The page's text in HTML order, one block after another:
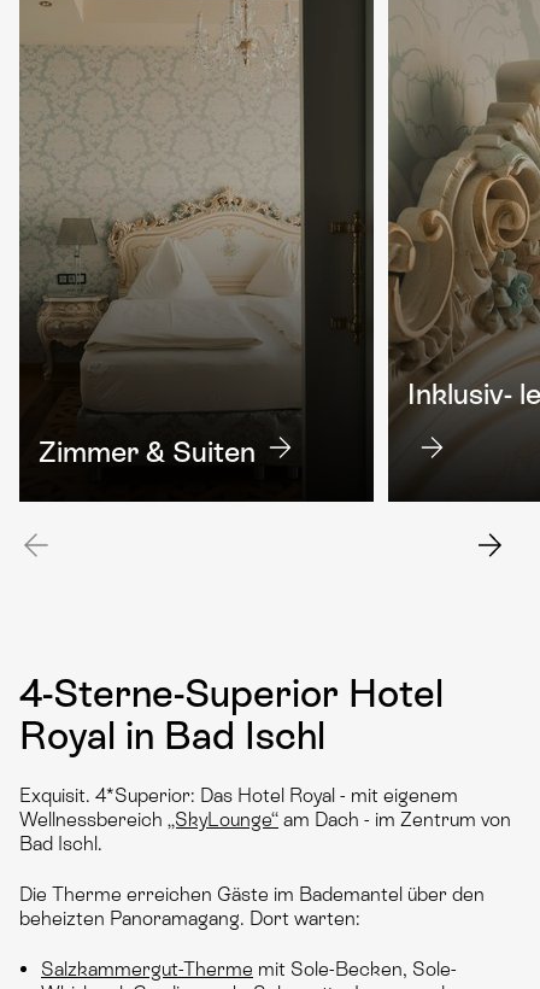
Zimmer & Suiten
Inklusiv-
4-Sterne-Superior Hotel
Royal in Bad Ischl
Exquisit. 4*Superior: Das Hotel Royal - mit eigenem
Wellnessbereich „SkyLounge“ am Dach - im Zentrum von
Bad Ischl.
Die Therme erreichen Gäste im Bademantel über den
beheizten Panoramagang. Dort warten:
Salzkammergut-Therme mit Sole-Becken, Sole-